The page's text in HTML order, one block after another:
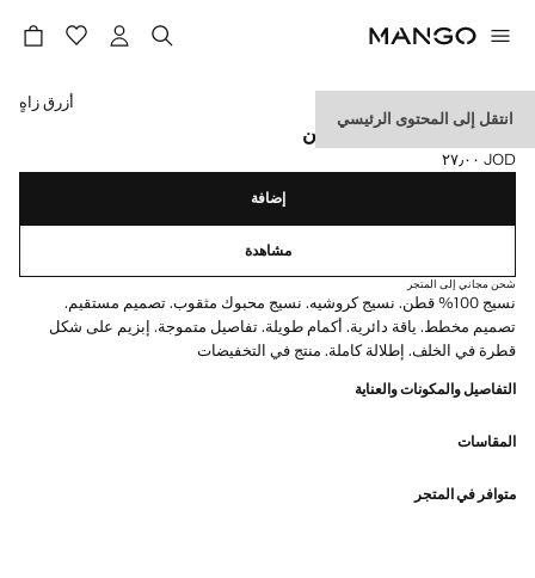
انتقل إلى المحتوى الرئيسي
كنزة كروشيه بخطوط بلونين
السعر الحالي [JOD ٢٧٫٠٠ ]
JOD ٢٧٫٠٠
حدد اللون
أزرق زاهٍ
إضافة
مشاهدة
شحن مجاني إلى المتجر
نسيج 100% قطن. نسيج كروشيه. نسيج محبوك مثقوب. تصميم مستقيم.
تصميم مخطط. ياقة دائرية. أكمام طويلة. تفاصيل متموجة. إبزيم على شكل
قطرة في الخلف. إطلالة كاملة. منتج في التخفيضات
التفاصيل والمكونات والعناية
المقاسات
متوافر في المتجر